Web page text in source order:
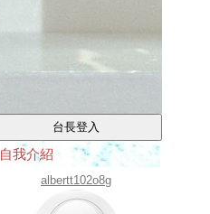
自我介紹
albertt102o8g